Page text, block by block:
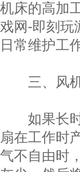
机床的高加
戏网-即刻玩
日常维护工
三、风机
如果长时
扇在工作时
气不自由时